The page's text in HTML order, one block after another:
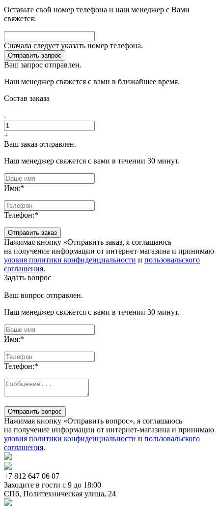
Оставьте свой номер телефона и наш менеджер с Вами
свяжется:
Сначала следует указать номер телефона.
Отправить запрос
Ваш запрос отправлен.
Наш менеджер свяжется с вами в ближайшее время.
Состав заказа
-
+
Ваш заказ отправлен.
Наш менеджер свяжется с вами в течении 30 минут.
Имя:*
Телефон:*
Отправить заказ
Нажимая кнопку «Отправить заказ, я соглашаюсь
на получение информации от интернет-магазина и принимаю
уловия политики конфиденциальности и пользовальского
соглашения.
Задать вопрос
Ваш вопрос отправлен.
Наш менеджер свяжется с вами в течении 30 минут.
Имя:*
Телефон:*
Отправить вопрос
Нажимая кнопку «Отправить вопрос», я соглашаюсь
на получение информации от интернет-магазина и принимаю
уловия политики конфиденциальности и пользовальского
соглашения.
+7 812 647 06 07
Заходите в гости c 9 до 18:00
СПб, Политехническая улица, 24